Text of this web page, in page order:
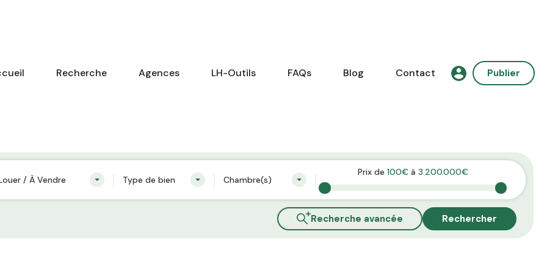
Recherche Agences LH-Outils FAQs Blog Contact Publier
/ À Vendre Type de bien Chambre(s)
Prix de 100€à 3.200.000€
Recherche avancée Rechercher